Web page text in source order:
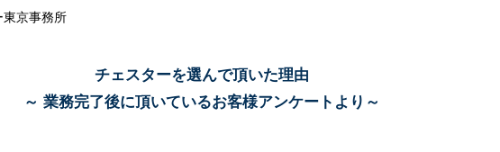
東京事務所
チェスターを選んで頂いた理由
～ 業務完了後に頂いているお客様アンケートより～